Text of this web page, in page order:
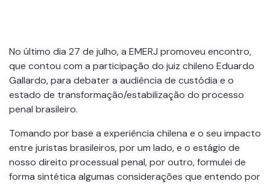
No último dia 27 de julho, a EMERJ promoveu encontro,
que contou com a participação do juiz chileno Eduardo
Gallardo, para debater a audiência de custódia e o
estado de transformação/estabilização do processo
penal brasileiro.
Tomando por base a experiência chilena e o seu impacto
entre juristas brasileiros, por um lado, e o estágio de
nosso direito processual penal, por outro, formulei de
forma sintética algumas considerações que entendo por